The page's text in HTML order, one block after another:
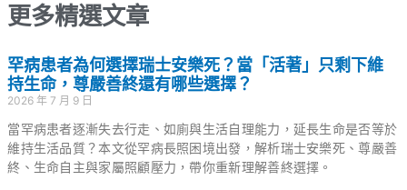
更多精選文章
罕病患者為何選擇瑞士安樂死？當「活著」只剩下維
持生命，尊嚴善終還有哪些選擇？
2026 年 7 月 9 日
當罕病患者逐漸失去行走、如廁與生活自理能力，延長生命是否等於
維持生活品質？本文從罕病長照困境出發，解析瑞士安樂死、尊嚴善
終、生命自主與家屬照顧壓力，帶你重新理解善終選擇。